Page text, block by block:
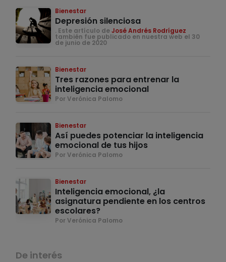
Bienestar
Depresión silenciosa
. Este artículo deJosé Andrés Rodríguez
también fue publicado en nuestra web el 30
de junio de 2020
Bienestar
Tres razones para entrenar la
inteligencia emocional
Por Verónica Palomo
Bienestar
Así puedes potenciar la inteligencia
emocional de tus hijos
Por Verónica Palomo
Bienestar
Inteligencia emocional, ¿la
asignatura pendiente en los centros
escolares?
Por Verónica Palomo
De interés